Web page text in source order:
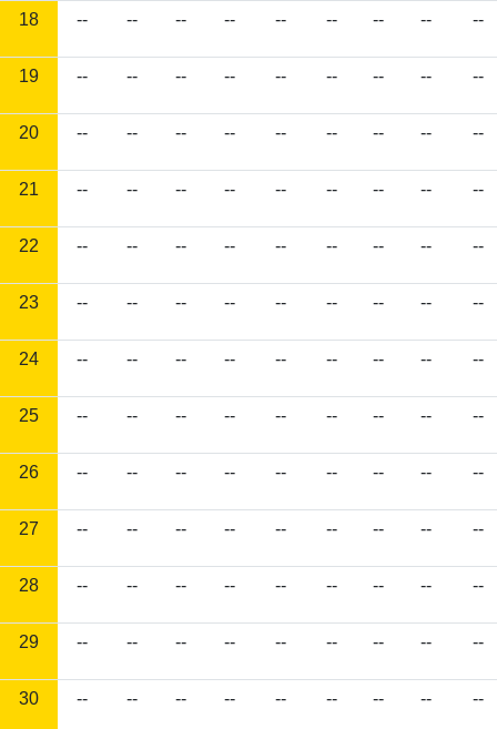
18 -- -- -- -- -- -- -- -- --
19 -- -- -- -- -- -- -- -- --
20 -- -- -- -- -- -- -- -- --
21 -- -- -- -- -- -- -- -- --
22 -- -- -- -- -- -- -- -- --
23 -- -- -- -- -- -- -- -- --
24 -- -- -- -- -- -- -- -- --
25 -- -- -- -- -- -- -- -- --
26 -- -- -- -- -- -- -- -- --
27 -- -- -- -- -- -- -- -- --
28 -- -- -- -- -- -- -- -- --
29 -- -- -- -- -- -- -- -- --
30 -- -- -- -- -- -- -- -- --